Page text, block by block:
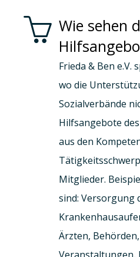
Wie sehen
Frieda & Ben
wo die
Sozialverbände
Hilfsangebote
aus den
Mitglieder.
sind: Versorgung
Ärzten,